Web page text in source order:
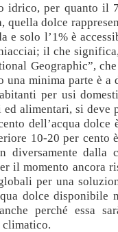
idrico, per quanto il
quella dolce
e solo l’1% è
il che
Geographic”,
una minima parte è a
per usi
alimentari, si deve
dell’acqua dolce
10-20 per cento
diversamente dalla
il momento ancora
per una
dolce disponibile
perché essa
climatico.